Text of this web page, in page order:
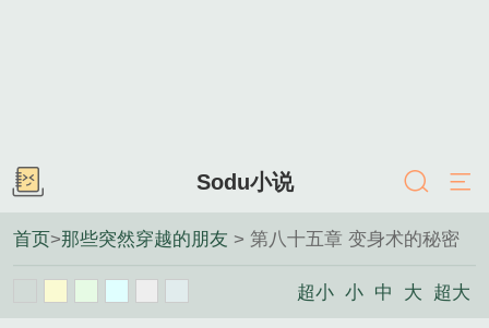
Sodu小说
首页>那些突然穿越的朋友 > 第八十五章 变身术的秘密
超小 小 中 大 超大